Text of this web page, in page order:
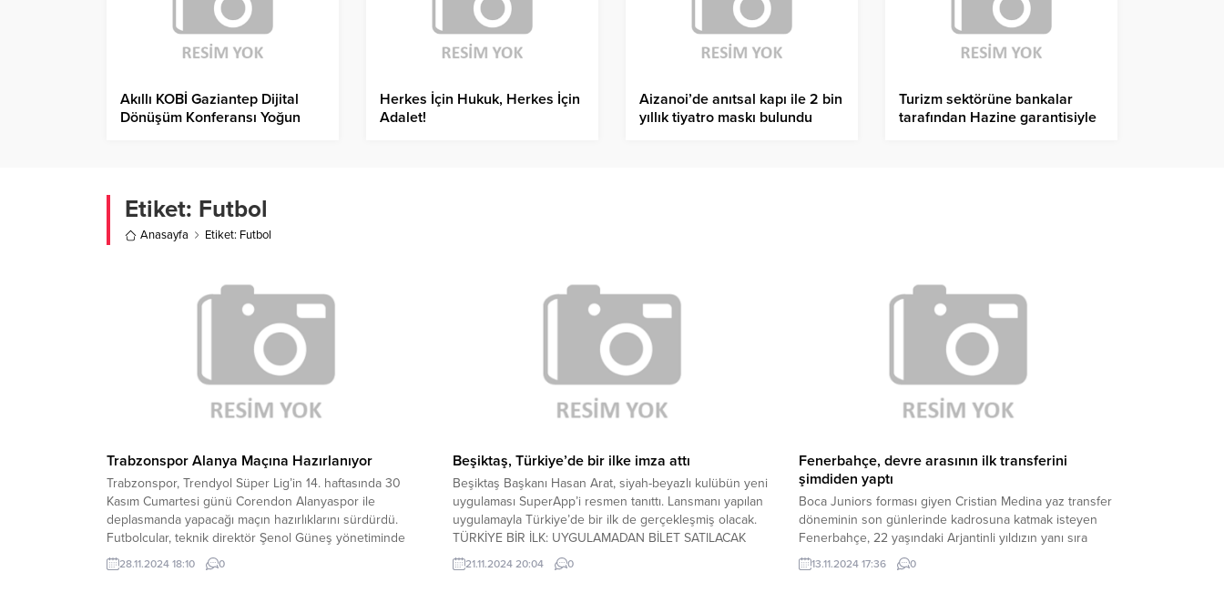
Akıllı KOBİ Gaziantep Dijital
Dönüşüm Konferansı Yoğun
Herkes İçin Hukuk, Herkes İçin
Adalet!
Aizanoi’de anıtsal kapı ile 2 bin
yıllık tiyatro maskı bulundu
Turizm sektörüne bankalar
tarafından Hazine garantisiyle
Etiket: Futbol
Anasayfa Etiket: Futbol
Trabzonspor Alanya Maçına Hazırlanıyor
Trabzonspor, Trendyol Süper Lig’in 14. haftasında 30
Kasım Cumartesi günü Corendon Alanyaspor ile
deplasmanda yapacağı maçın hazırlıklarını sürdürdü.
Futbolcular, teknik direktör Şenol Güneş yönetiminde
Mehmet Ali Yılmaz Tesisleri’nde yapılan antrenmanda,
ısınmanın ardından dar alanda rondo çalışması
28.11.2024 18:10 0
Beşiktaş, Türkiye’de bir ilke imza attı
Beşiktaş Başkanı Hasan Arat, siyah-beyazlı kulübün yeni
uygulaması SuperApp’i resmen tanıttı. Lansmanı yapılan
uygulamayla Türkiye’de bir ilk de gerçekleşmiş olacak.
TÜRKİYE BİR İLK: UYGULAMADAN BİLET SATILACAK
Arat yaptığı açıklamada, “Yönetim kurulu olarak bir dijital
şirket kurma kararı aldık. Bu konuda önemli adımlar attık.
21.11.2024 20:04 0
Fenerbahçe, devre arasının ilk transferini
şimdiden yaptı
Boca Juniors forması giyen Cristian Medina yaz transfer
döneminin son günlerinde kadrosuna katmak isteyen
Fenerbahçe, 22 yaşındaki Arjantinli yıldızın yanı sıra
Boca Juniors ile anlaşma sağlamış ancak Arjantin
kulübünün Medina’yı ocak ayından önce bırakmak
13.11.2024 17:36 0